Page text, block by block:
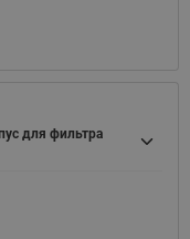
для фильтра